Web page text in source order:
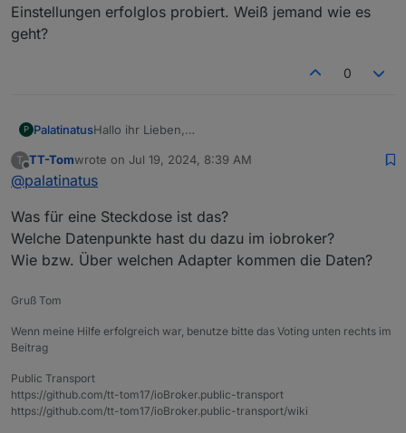
Einstellungen erfolglos probiert. Weiß jemand wie es
geht?
0
P PalatinatusHallo ihr Lieben,
dem NSPanel erfolgreich schalten kann.
Bei meinem Zigbee Smart plug erkennt das NSPanel
Smart plugs schalte. Das hätte ich auch gerne mit
Tasmota.
Habe unter "Gerät bearbeiten alias. ..."
verschiedene Einstellungen erfolglos probiert. Weiß
T
Offline
TT-Tomwrote on Jul 19, 2024, 8:39 AM
last edited by
@palatinatus
Was für eine Steckdose ist das?
Welche Datenpunkte hast du dazu im iobroker?
Wie bzw. Über welchen Adapter kommen die Daten?
Gruß Tom
Wenn meine Hilfe erfolgreich war, benutze bitte das Voting unten rechts im
Beitrag
Public Transport
https://github.com/tt-tom17/ioBroker.public-transport
https://github.com/tt-tom17/ioBroker.public-transport/wiki